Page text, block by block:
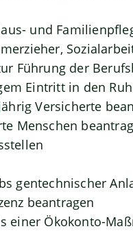
und
Führung der
Eintritt in den
Versicherte
Menschen
gentechnischer
beantragen
einer Ökokonto-